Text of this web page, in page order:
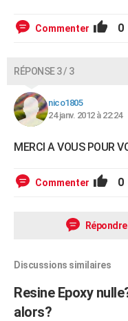
Commenter 0
RÉPONSE 3 / 3
nico1805
24 janv. 2012 à 22:24
MERCI A VOUS POUR
Commenter 0
Répondre
Discussions similaires
Resine Epoxy
alors?